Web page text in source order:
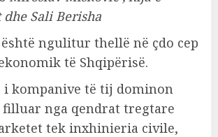
Sali Berisha
ngulitur thellë në çdo cep
të Shqipërisë.
kompanive të tij dominon
nga qendrat tregtare
tek inxhinieria civile,